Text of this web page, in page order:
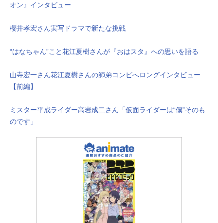
オン』インタビュー
櫻井孝宏さん実写ドラマで新たな挑戦
“はなちゃん”こと花江夏樹さんが『おはスタ』への思いを語る
山寺宏一さん花江夏樹さんの師弟コンビへロングインタビュー
【前編】
ミスター平成ライダー高岩成二さん「仮面ライダーは“僕”そのも
のです」